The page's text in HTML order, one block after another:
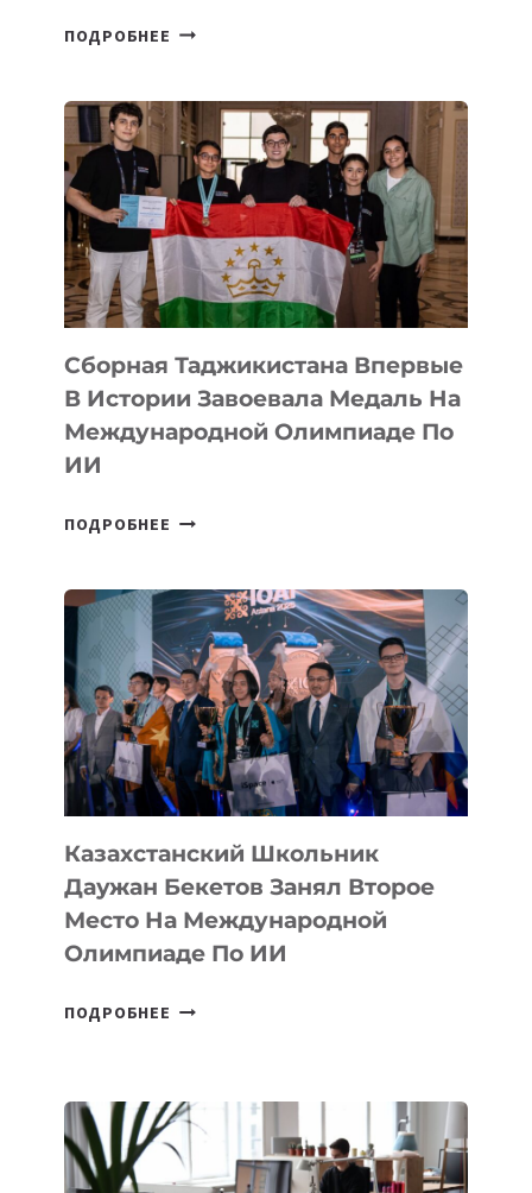
ПОДРОБНЕЕ НА
ASTANA
ПРЕДСТАВИЛИ
АРТ-
ФИЛЬМ
TENGRIDA:
CYBER
STEPPE
Сборная Таджикистана Впервые
В Истории Завоевала Медаль На
Международной Олимпиаде По
ИИ
ПОДРОБНЕЕ СБОРНАЯ
В
ИСТОРИИ
ЗАВОЕВАЛА
МЕДАЛЬ
НА
МЕЖДУНАРОДНОЙ
ОЛИМПИАДЕ
ПО
ИИ
Казахстанский Школьник
Даужан Бекетов Занял Второе
Место На Международной
Олимпиаде По ИИ
ПОДРОБНЕЕ КАЗАХСТАНСКИЙ
ЗАНЯЛ
ВТОРОЕ
МЕСТО